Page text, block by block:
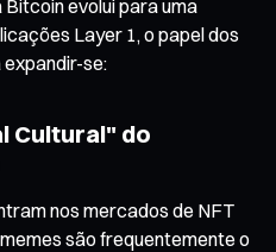
evolui para uma
Layer 1, o papel dos
se:
Cultural" do
nos mercados de NFT
são frequentemente o